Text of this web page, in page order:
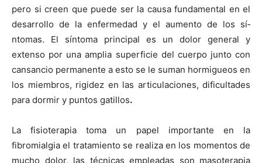
pero si creen que puede ser la causa fundamental en el
desarrollo de la enfermedad y el aumento de los sí­
ntomas. El sí­ntoma principal es un dolor general y
extenso por una amplia superficie del cuerpo junto con
cansancio permanente a esto se le suman hormigueos en
los miembros, rigidez en las articulaciones, dificultades
para dormir y puntos gatillos.
La fisioterapia toma un papel importante en la
fibromialgia el tratamiento se realiza en los momentos de
mucho dolor, las técnicas empleadas son masoterapia